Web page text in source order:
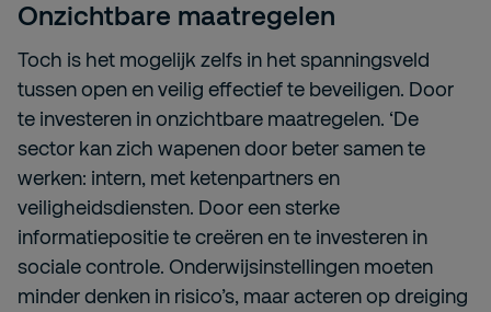
Onzichtbare maatregelen
Toch is het mogelijk zelfs in het spanningsveld
tussen open en veilig effectief te beveiligen. Door
te investeren in onzichtbare maatregelen. ‘De
sector kan zich wapenen door beter samen te
werken: intern, met ketenpartners en
veiligheidsdiensten. Door een sterke
informatiepositie te creëren en te investeren in
sociale controle. Onderwijsinstellingen moeten
minder denken in risico’s, maar acteren op dreiging